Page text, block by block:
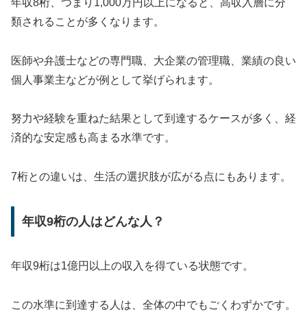
類されることが多くなります。
医師や弁護士などの専門職、大企業の管理職、業績の良い
個人事業主などが例として挙げられます。
努力や経験を重ねた結果として到達するケースが多く、経
済的な安定感も高まる水準です。
7桁との違いは、生活の選択肢が広がる点にもあります。
年収9桁の人はどんな人？
年収9桁は1億円以上の収入を得ている状態です。
この水準に到達する人は、全体の中でもごくわずかです。